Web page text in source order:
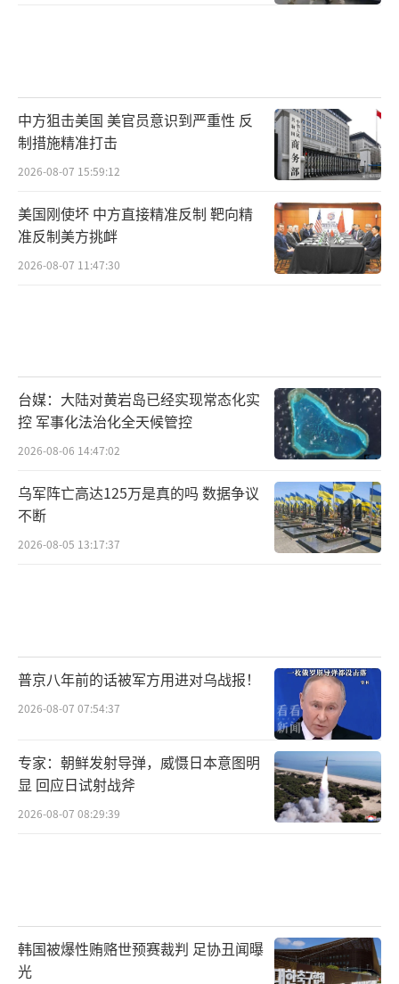
平在北京参加了纪念活动，这是他第二次参加
阅兵观礼。孙天平表示，本次阅兵式展示的坦
克、导弹以及自动遥控武器系统，都远远超过2
015年，也超过许多其他国家的装备，“深深感
受到大国崛起、民族复兴的震撼”。
台湾网红“馆长”陈之汉曾表示想到现场
王炳忠对观察者网表示，八十年前，中华
民族一度濒临亡国灭种，被迫发出最后的吼
声，最终先烈们以牺牲为代价换来了胜利。如
今我们当然不可能再回到那种境地，现在也没
有人敢再欺负我们。我们还要展现团结并扶助
其他弱小民族的能力。
民万岁、正义万岁、和平万岁。
据国台办网站消息，国台办发言人陈斌华9
月4日表示，台湾是中国一部分，台湾同胞是中
华民族一分子。为了民族解放、台湾光复，打
败日本法西斯，包括台湾同胞在内的全体中国
完全胜利。台湾随之光复，回到祖国怀抱。
陈斌华说，我们隆重纪念中国人民抗日战
中方狙击美国 美官员意识到严重性 反
制措施精准打击
2026-08-07 15:59:12
美国刚使坏 中方直接精准反制 靶向精
准反制美方挑衅
2026-08-07 11:47:30
台媒：大陆对黄岩岛已经实现常态化实
控 军事化法治化全天候管控
2026-08-06 14:47:02
乌军阵亡高达125万是真的吗 数据争议
不断
2026-08-05 13:17:37
普京八年前的话被军方用进对乌战报！
2026-08-07 07:54:37
专家：朝鲜发射导弹，威慑日本意图明
显 回应日试射战斧
2026-08-07 08:29:39
韩国被爆性贿赂世预赛裁判 足协丑闻曝
光